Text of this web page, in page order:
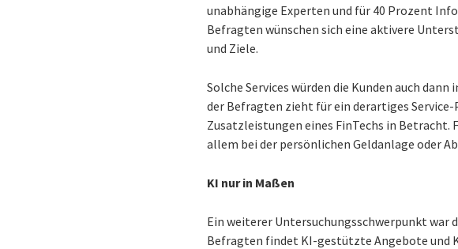
unabhängige Experten und für 40 Prozent
Befragten wünschen sich eine aktivere
und Ziele.
Solche Services würden die Kunden auch
der Befragten zieht für ein derartiges
Zusatzleistungen eines FinTechs in
allem bei der persönlichen Geldanlage oder
KI nur in Maßen
Ein weiterer Untersuchungsschwerpunkt war
Befragten findet KI-gestützte Angebote und